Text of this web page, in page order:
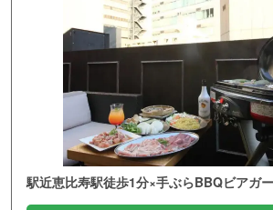
駅近恵比寿駅徒歩1分×手ぶらBBQビアガ